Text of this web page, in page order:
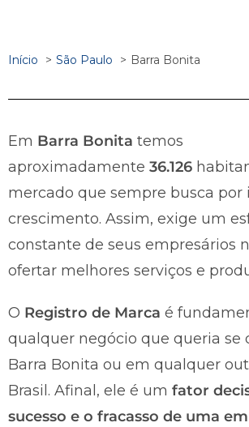
Início São Paulo Barra Bonita
Em Barra Bonita temos
aproximadamente 36.126
mercado que sempre busca por
crescimento. Assim, exige um
constante de seus empresários
ofertar melhores serviços e
O Registro de Marca é
qualquer negócio que queria se
Barra Bonita ou em qualquer
Brasil. Afinal, ele é um fator
sucesso e o fracasso de uma